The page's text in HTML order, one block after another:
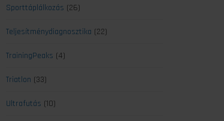
Sporttáplálkozás (26)
Teljesítménydiagnosztika (22)
TrainingPeaks (4)
Triatlon (33)
Ultrafutás (10)